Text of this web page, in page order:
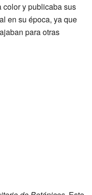
color y publicaba sus
en su época, ya que
para otras